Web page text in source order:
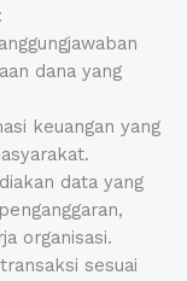
dana yang
keuangan yang
data yang
organisasi.
sesuai